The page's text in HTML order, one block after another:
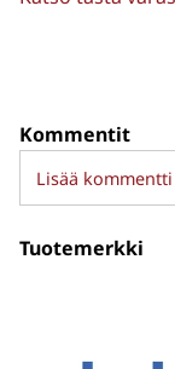
Kommentit
Lisää kommentti
Tuotemerkki